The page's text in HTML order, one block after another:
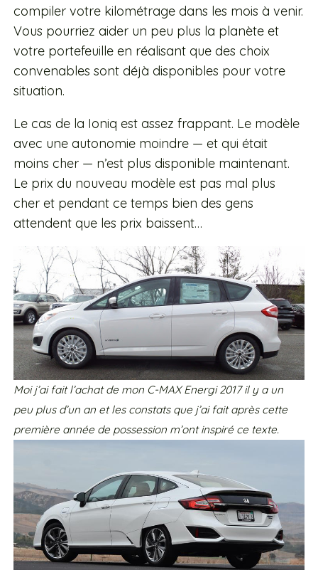
compiler votre kilométrage dans les mois à venir.
Vous pourriez aider un peu plus la planète et
votre portefeuille en réalisant que des choix
convenables sont déjà disponibles pour votre
situation.
Le cas de la Ioniq est assez frappant. Le modèle
avec une autonomie moindre — et qui était
moins cher — n’est plus disponible maintenant.
Le prix du nouveau modèle est pas mal plus
cher et pendant ce temps bien des gens
attendent que les prix baissent…
Moi j’ai fait l’achat de mon C-MAX Energi 2017 il y a un
peu plus d’un an et les constats que j’ai fait après cette
première année de possession m’ont inspiré ce texte.